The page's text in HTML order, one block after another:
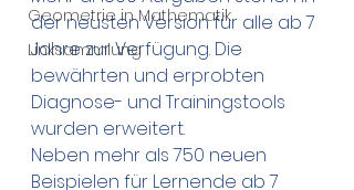
Geometrie in Mathematik
Linksammlung
der neusten Version für alle ab 7
Jahre zur Verfügung. Die
bewährten und erprobten
Diagnose- und Trainingstools
wurden erweitert.
Neben mehr als 750 neuen
Beispielen für Lernende ab 7